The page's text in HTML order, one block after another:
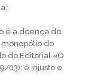
é a doença do
monopólio do
do Editorial «O
03): é injusto e